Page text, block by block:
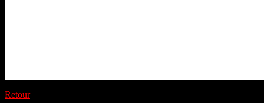
Retour